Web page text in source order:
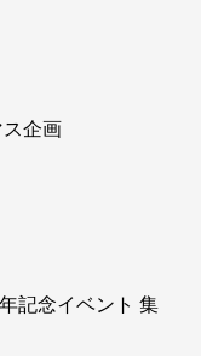
企画
記念イベント 集